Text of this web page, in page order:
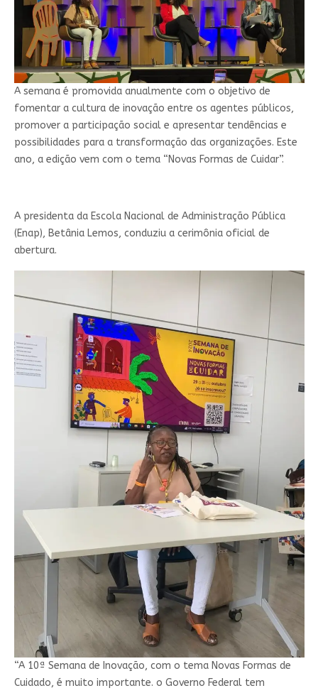
A semana é promovida anualmente com o objetivo de
fomentar a cultura de inovação entre os agentes públicos,
promover a participação social e apresentar tendências e
possibilidades para a transformação das organizações. Este
ano, a edição vem com o tema “Novas Formas de Cuidar”.
A presidenta da Escola Nacional de Administração Pública
(Enap), Betânia Lemos, conduziu a cerimônia oficial de
abertura.
“A 10ª Semana de Inovação, com o tema Novas Formas de
Cuidado, é muito importante. o Governo Federal tem